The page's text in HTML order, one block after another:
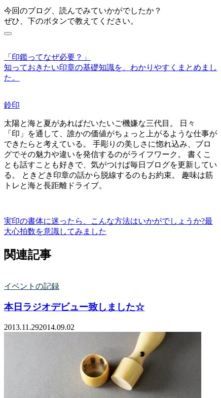
今回のブログ、読んでみていかがでしたか？
ぜひ、下のボタンで教えてください。
「印鑑ってなぜ必要？」
知っておきたい印章の基礎知識を、わかりやすくまとめまし
た。
鈴印
太陽と海と夏があればだいたいご機嫌な三代目。 日々
「印」を通して、誰かの価値がちょっと上がるような仕事が
できたらと考えている。 手彫りの美しさに惚れ込み、ブロ
グでその魅力や違いを発信するのがライフワーク。 書くこ
とも話すことも好きで、気がつけば毎日ブログを更新してい
る。 ときどき印章の話から脱線するのもお約束。 趣味は筋
トレと海と長距離ドライブ。
実印の書体に迷ったら、こんな方法はいかがでしょうか?最
大心拍数を意識してみました
関連記事
イベントの記録
本日ラジオデビュー致しました☆
2013.11.292014.09.02